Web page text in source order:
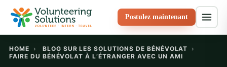
Postulez maintenant
HOME › BLOG SUR LES SOLUTIONS DE BÉNÉVOLAT
›
FAIRE DU BÉNÉVOLAT À L’ÉTRANGER AVEC UN AMI